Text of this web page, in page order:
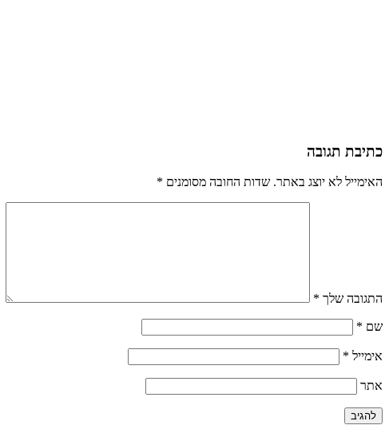
כתיבת תגובה
האימייל לא יוצג באתר. שדות החובה מסומנים *
התגובה שלך *
שם *
אימייל *
אתר